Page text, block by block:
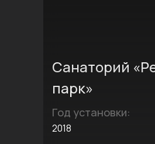
Санаторий
парк»
Год установки:
2018